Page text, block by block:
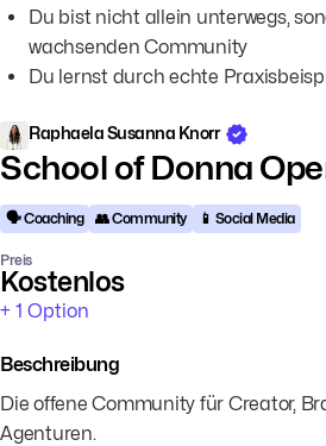
Du bist nicht allein unterwegs,
wachsenden Community
Du lernst durch echte
Raphaela Susanna Knorr
School of Donna
🗣️ Coaching 👥 Community 📱 Social Media
Preis
Kostenlos
+ 1 Option
Beschreibung
Die offene Community für Creator,
Agenturen.